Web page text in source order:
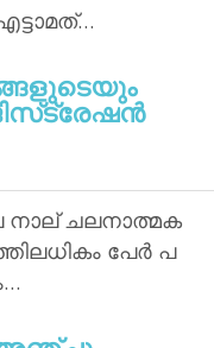
നാല് ചലനാത്മക
പേര്‍ പ